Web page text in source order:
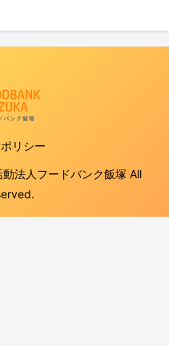
リシー
法人フードバンク飯塚 All